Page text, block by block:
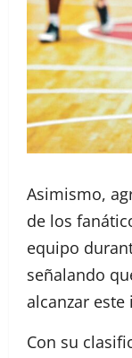
Asimismo,
de los
equipo
señalando
alcanzar
Con su